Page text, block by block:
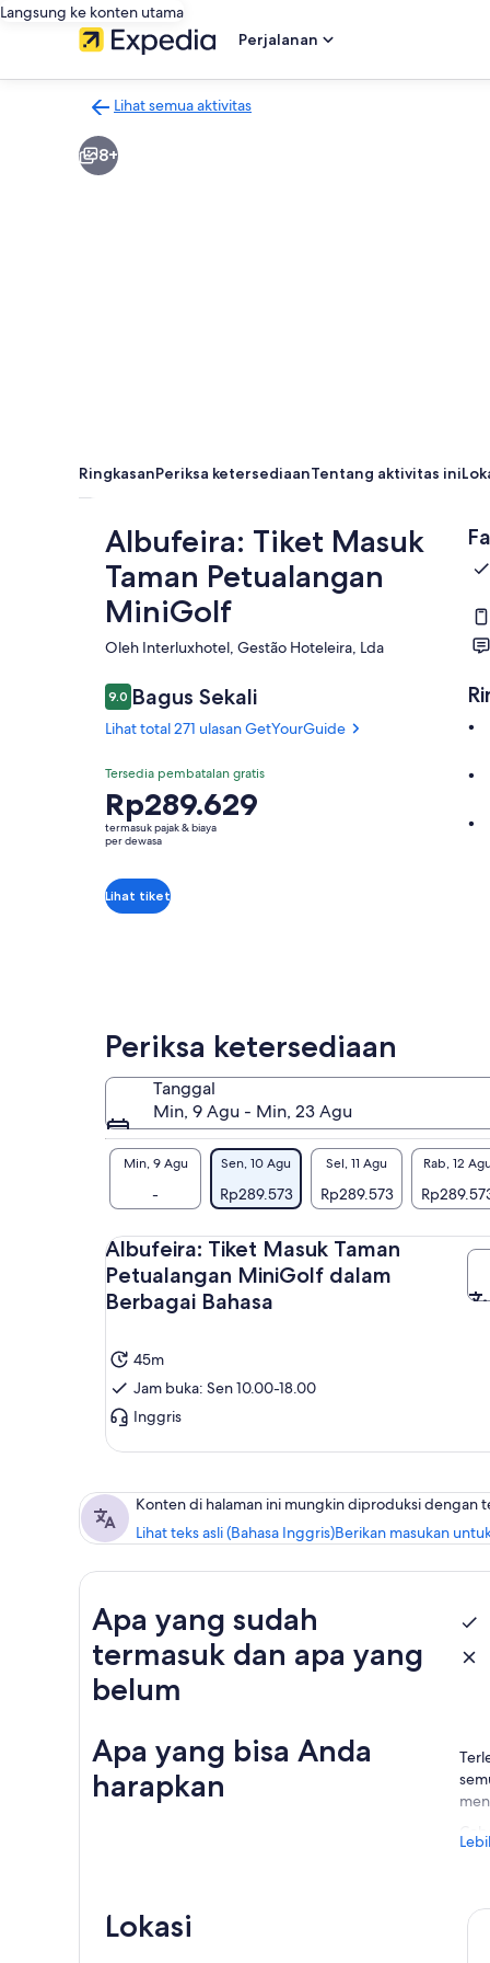
Langsung ke konten utama
Perjalanan
Lihat semua aktivitas
ke
halaman
8+
RingkasanPeriksa ketersediaanTentang aktivitas ini
Albufeira: Tiket Masuk
Taman Petualangan
MiniGolf
Oleh Interluxhotel, Gestão Hoteleira, Lda
9.09.0 dari 10
Bagus Sekali
Lihat total 271 ulasan GetYourGuide
Tersedia pembatalan gratis
Harga
Rp289.629
per
Rp289.629
termasuk pajak & biaya
per dewasa
Lihat tiket
Periksa ketersediaan
Tanggal
Min, 9 Agu - Min, 23 Agu
Min, 9 Agu
-
Sen, 10 Agu
Rp289.573
Sel, 11 Agu
Rp289.573
Rab, 12
Albufeira: Tiket Masuk Taman
Petualangan MiniGolf dalam
Berbagai Bahasa
45m
Jam buka: Sen 10.00-18.00
Inggris
Konten di halaman ini mungkin diproduksi dengan
Lihat teks asli (Bahasa Inggris)Berikan masukan
Apa yang sudah
termasuk dan apa yang
belum
Apa yang bisa Anda
harapkan
Lokasi